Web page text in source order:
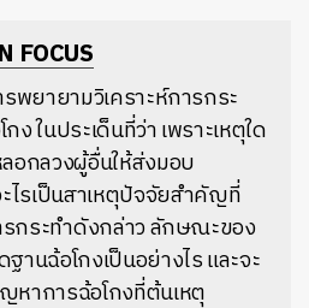
FOCUS
พยายามวิเคราะห์การกระ
ในประเด็นที่ว่า เพราะเหตุใด
อกลวงผู้อื่นให้ส่งมอบ
ไรเป็นสาเหตุปัจจัยสำคัญที่
รกระทำดังกล่าว ลักษณะของ
านฉ้อโกงเป็นอย่างไร และจะ
หาการฉ้อโกงที่ต้นเหตุ